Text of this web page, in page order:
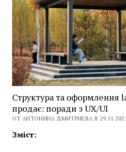
Структура та оформлення
продає: поради з UX/UI
ОТ АНТОНИНА ДМИТРИЕВА В
Зміст: